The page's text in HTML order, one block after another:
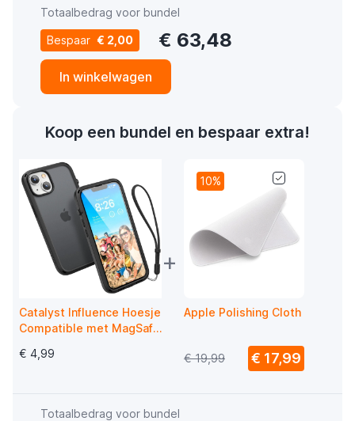
Totaalbedrag voor bundel
Bespaar € 2,00 € 63,48
In winkelwagen
Koop een bundel en bespaar extra!
Catalyst Influence Hoesje
Compatible met MagSafe
Black
€ 4,99
+
10%
Apple Polishing Cloth
€ 19,99 € 17,99
Totaalbedrag voor bundel